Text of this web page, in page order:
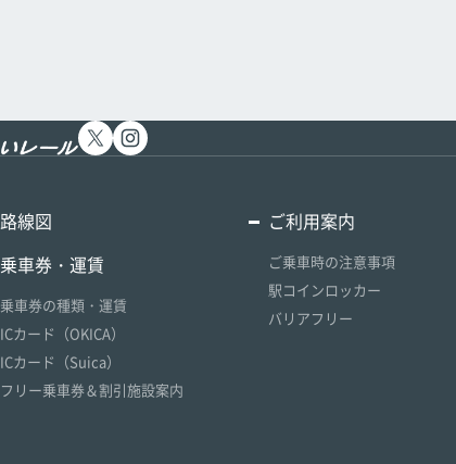
路線図
乗車券・運賃
乗車券の種類・運賃
ICカード（OKICA）
ICカード（Suica）
フリー乗車券＆割引施設案内
ご利用案内
ご乗車時の注意事項
駅コインロッカー
バリアフリー